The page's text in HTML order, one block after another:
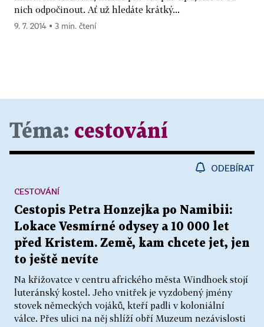
nich odpočinout. Ať už hledáte krátký...
9. 7. 2014 ▪ 3 min. čtení
Téma: cestování
ODEBÍRAT
Cestopis Petra Honzejka po Namibii:
Lokace Vesmírné odysey a 10 000 let
před Kristem. Země, kam chcete jet, jen
to ještě nevíte
Na křižovatce v centru afrického města Windhoek stojí
luteránský kostel. Jeho vnitřek je vyzdobený jmény
stovek německých vojáků, kteří padli v koloniální
válce. Přes ulici na něj shlíží obří Muzeum nezávislosti
CESTOVÁNÍ